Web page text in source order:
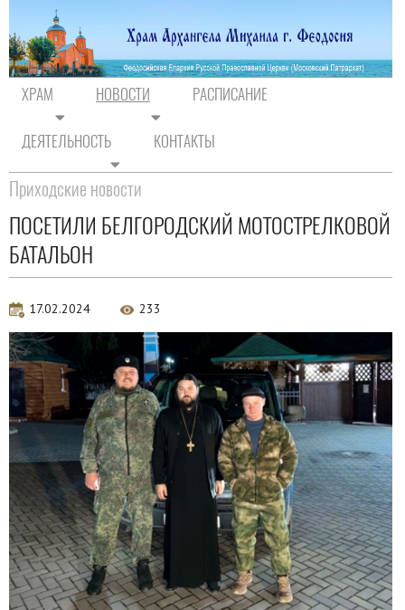
ХРАМ НОВОСТИ РАСПИСАНИЕ
ДЕЯТЕЛЬНОСТЬ КОНТАКТЫ
Приходские новости
ПОСЕТИЛИ БЕЛГОРОДСКИЙ МОТОСТРЕЛКОВОЙ
БАТАЛЬОН
17.02.2024 233